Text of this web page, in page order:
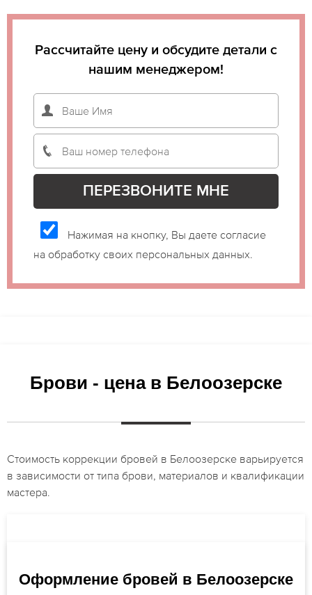
Рассчитайте цену и обсудите детали с
нашим менеджером!
Нажимая на кнопку, Вы даете согласие
на обработку своих персональных данных.
Брови - цена в Белоозерске
Стоимость коррекции бровей в Белоозерске варьируется
в зависимости от типа брови, материалов и квалификации
мастера.
Оформление бровей в Белоозерске